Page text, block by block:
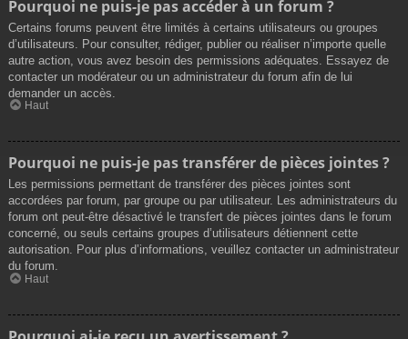
Pourquoi ne puis-je pas accéder à un forum ?
Certains forums peuvent être limités à certains utilisateurs ou groupes
d’utilisateurs. Pour consulter, rédiger, publier ou réaliser n’importe quelle
autre action, vous avez besoin des permissions adéquates. Essayez de
contacter un modérateur ou un administrateur du forum afin de lui
demander un accès.
Haut
Pourquoi ne puis-je pas transférer de pièces jointes ?
Les permissions permettant de transférer des pièces jointes sont
accordées par forum, par groupe ou par utilisateur. Les administrateurs du
forum ont peut-être désactivé le transfert de pièces jointes dans le forum
concerné, ou seuls certains groupes d’utilisateurs détiennent cette
autorisation. Pour plus d’informations, veuillez contacter un administrateur
du forum.
Haut